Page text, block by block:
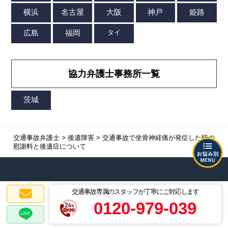
交通事故専属のスタッフが丁寧にご対応します
0120-979-039
協力弁護士事務所一覧
交通事故弁護士> 後遺障害> 交通事故で坐骨神経痛が発症した時の
慰謝料と後遺症について
弁護士法人ALG&Associatesは
全国対応いたします